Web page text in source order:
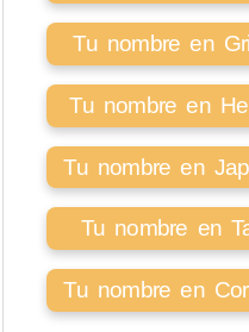
Tu nombre en
Tu nombre en
Tu nombre en
Tu nombre en
Tu nombre en